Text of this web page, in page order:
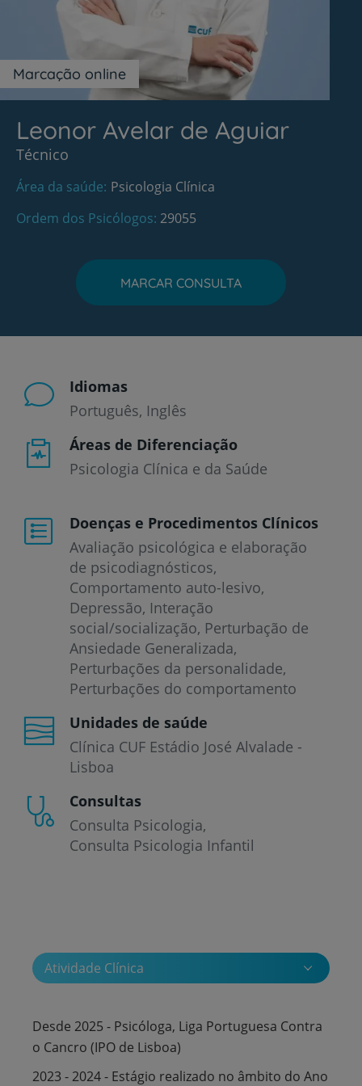
Marcação online
Leonor Avelar de Aguiar
Técnico
Área da saúde Psicologia Clínica
Ordem dos Psicólogos 29055
MARCAR CONSULTA
Idiomas
Português Inglês
Áreas de Diferenciação
Psicologia Clínica e da Saúde
Doenças e Procedimentos Clínicos
Avaliação psicológica e elaboração
de psicodiagnósticos
Comportamento auto-lesivo
Depressão Interação
social/socialização Perturbação de
Ansiedade Generalizada
Perturbações da personalidade
Perturbações do comportamento
Unidades de saúde
Clínica CUF Estádio José Alvalade -
Lisboa
Consultas
Consulta Psicologia
Consulta Psicologia Infantil
Atividade Clínica
Desde 2025 - Psicóloga, Liga Portuguesa Contra
o Cancro (IPO de Lisboa)
2023 - 2024 - Estágio realizado no âmbito do Ano